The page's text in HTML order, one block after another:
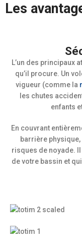
Les
L’un des principaux
qu’il procure. Un
vigueur (comme la
les chutes
enfants
En couvrant
barrière
risques de noyade. Il
de votre bassin et